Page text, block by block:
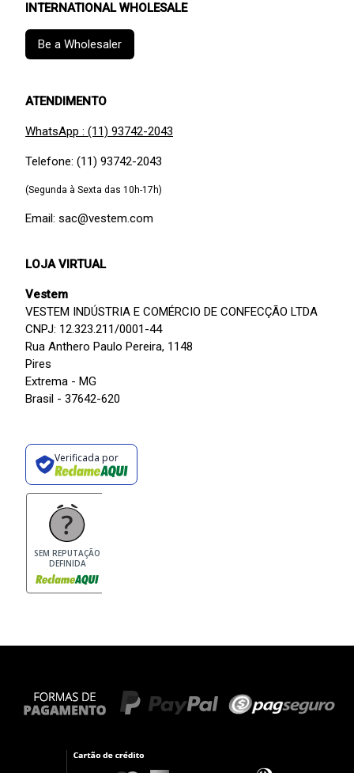
INTERNATIONAL WHOLESALE
Be a Wholesaler
ATENDIMENTO
WhatsApp : (11) 93742-2043
Telefone: (11) 93742-2043
(Segunda à Sexta das 10h-17h)
Email: sac@vestem.com
LOJA VIRTUAL
Vestem
VESTEM INDÚSTRIA E COMÉRCIO DE CONFECÇÃO LTDA
CNPJ: 12.323.211/0001-44
Rua Anthero Paulo Pereira, 1148
Pires
Extrema - MG
Brasil - 37642-620
Verificada por
SEM REPUTAÇÃO
DEFINIDA